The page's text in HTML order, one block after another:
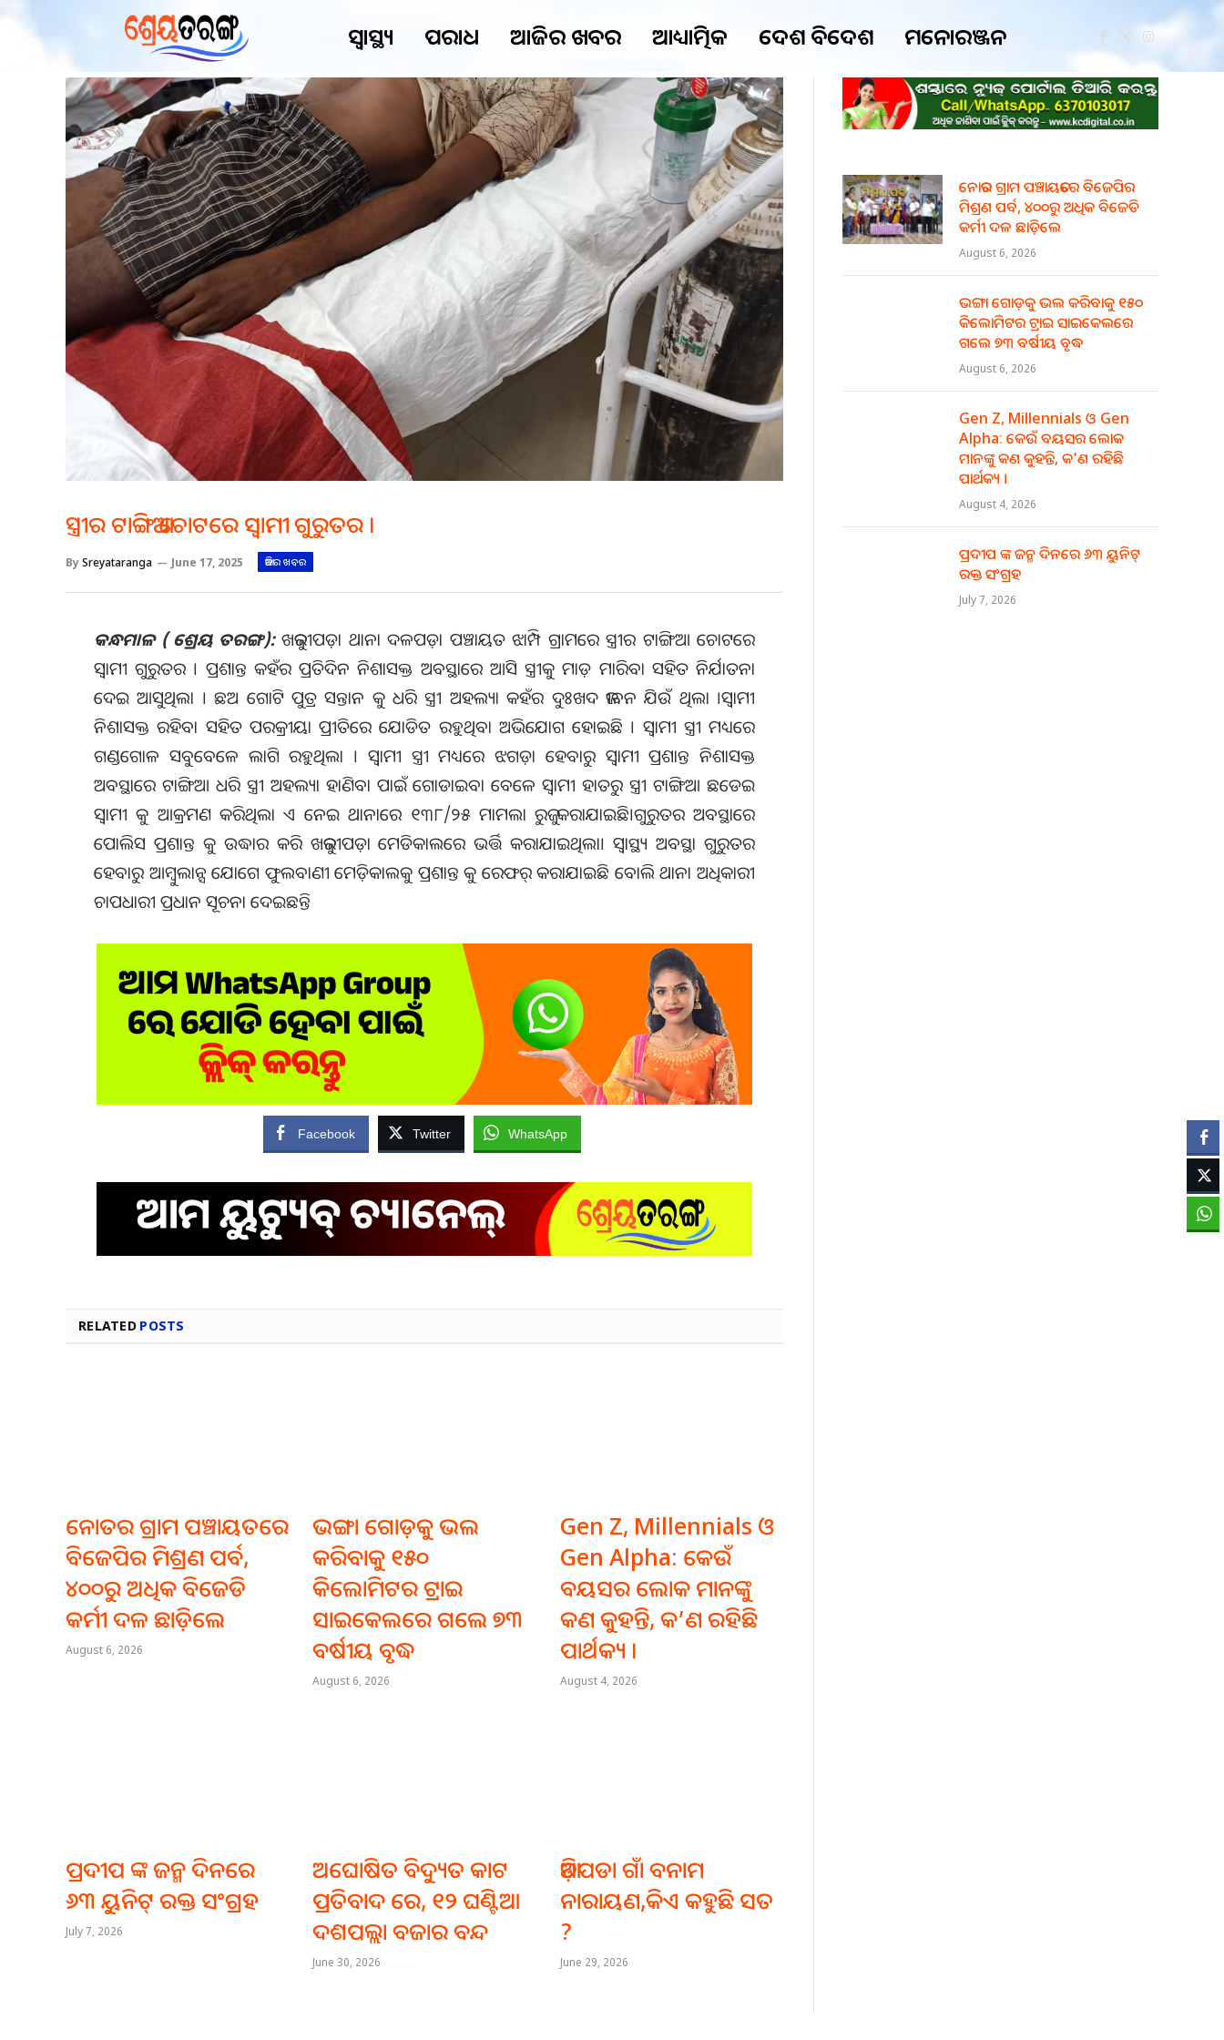
ସ୍ୱାସ୍ଥ୍ୟ ଅପରାଧ ଆଜିର ଖବର ଆଧ୍ୟାତ୍ମିକ ଦେଶ ବିଦେଶ ମନୋରଞ୍ଜନ Facebook
X
(Twitter)
Instagram
ସ୍ତ୍ରୀର ଟାଙ୍ଗିଆ ଚୋଟରେ ସ୍ବାମୀ ଗୁରୁତର ।
BySreyataranga June 17, 2025 ଆଜିର ଖବର
କନ୍ଧମାଳ ( ଶ୍ରେୟ ତରଙ୍ଗ):ଖଜୁରୀପଡ଼ା ଥାନା ଦଳପଡ଼ା ପଞ୍ଚାୟତ ଝାମ୍ପି ଗ୍ରାମରେ ସ୍ତ୍ରୀର ଟାଙ୍ଗିଆ ଚୋଟରେ
ସ୍ବାମୀ ଗୁରୁତର । ପ୍ରଶାନ୍ତ କହଁର ପ୍ରତିଦିନ ନିଶାସକ୍ତ ଅବସ୍ଥାରେ ଆସି ସ୍ତ୍ରୀକୁ ମାଡ଼ ମାରିବା ସହିତ ନିର୍ଯାତନା
ଦେଇ ଆସୁଥିଲା । ଛଅ ଗୋଟି ପୁତ୍ର ସନ୍ତାନ କୁ ଧରି ସ୍ତ୍ରୀ ଅହଲ୍ୟା କହଁର ଦୁଃଖଦ ଜୀବନ ଯିଉଁ ଥିଲା ।ସ୍ବାମୀ
ନିଶାସକ୍ତ ରହିବା ସହିତ ପରକ୍ରୀୟା ପ୍ରୀତିରେ ଯୋଡିତ ରହୁଥିବା ଅଭିଯୋଗ ହୋଇଛି । ସ୍ବାମୀ ସ୍ତ୍ରୀ ମଧ୍ୟରେ
ଗଣ୍ଡଗୋଳ ସବୁବେଳେ ଲାଗି ରହୁଥିଲା । ସ୍ବାମୀ ସ୍ତ୍ରୀ ମଧ୍ୟରେ ଝଗଡ଼ା ହେବାରୁ ସ୍ବାମୀ ପ୍ରଶାନ୍ତ ନିଶାସକ୍ତ
ଅବସ୍ଥାରେ ଟାଙ୍ଗିଆ ଧରି ସ୍ତ୍ରୀ ଅହଲ୍ୟା ହାଣିବା ପାଇଁ ଗୋଡାଇବା ବେଳେ ସ୍ବାମୀ ହାତରୁ ସ୍ତ୍ରୀ ଟାଙ୍ଗିଆ ଛଡେଇ
ସ୍ବାମୀ କୁ ଆକ୍ରମଣ କରିଥିଲା ଏ ନେଇ ଥାନାରେ ୧୩୮/୨୫ ମାମଲା ରୁଜୁ କରାଯାଇଛି।ଗୁରୁତର ଅବସ୍ଥାରେ
ପୋଲିସ ପ୍ରଶାନ୍ତ କୁ ଉଦ୍ଧାର କରି ଖଜୁରୀପଡ଼ା ମେଡିକାଲରେ ଭର୍ତ୍ତି କରାଯାଇଥିଲା। ସ୍ବାସ୍ଥ୍ୟ ଅବସ୍ଥା ଗୁରୁତର
ହେବାରୁ ଆମ୍ବୁଲାନ୍ସ ଯୋଗେ ଫୁଲବାଣୀ ମେଡ଼ିକାଲକୁ ପ୍ରଶାନ୍ତ କୁ ରେଫର୍ କରାଯାଇଛି ବୋଲି ଥାନା ଅଧିକାରୀ
ଚାପଧାରୀ ପ୍ରଧାନ ସୂଚନା ଦେଇଛନ୍ତି
Facebook Twitter WhatsApp
RELATED POSTS
ନୋତର ଗ୍ରାମ ପଞ୍ଚାୟତରେ
ବିଜେପିର ମିଶ୍ରଣ ପର୍ବ,
୪୦୦ରୁ ଅଧିକ ବିଜେଡି
କର୍ମୀ ଦଳ ଛାଡ଼ିଲେ
August 6, 2026
ଭଙ୍ଗା ଗୋଡ଼କୁ ଭଲ
କରିବାକୁ ୧୫୦
କିଲୋମିଟର ଟ୍ରାଇ
ସାଇକେଲରେ ଗଲେ ୭୩
ବର୍ଷୀୟ ବୃଦ୍ଧ
August 6, 2026
Gen Z, Millennials ଓ
Gen Alpha: କେଉଁ
ବୟସର ଲୋକ ମାନଙ୍କୁ
କଣ କୁହନ୍ତି, କ’ଣ ରହିଛି
ପାର୍ଥକ୍ୟ ।
August 4, 2026
ପ୍ରଦୀପ ଙ୍କ ଜନ୍ମ ଦିନରେ
୬୩ ୟୁନିଟ୍ ରକ୍ତ ସଂଗ୍ରହ
July 7, 2026
ଅଘୋଷିତ ବିଦ୍ୟୁତ କାଟ
ପ୍ରତିବାଦ ରେ, ୧୨ ଘଣ୍ଟିଆ
ଦଶପଲ୍ଲା ବଜାର ବନ୍ଦ
June 30, 2026
ଆଡ଼ିପଡା ଗାଁ ବନାମ
ନାରାୟଣ,କିଏ କହୁଛି ସତ
?
June 29, 2026
ନୋତର ଗ୍ରାମ ପଞ୍ଚାୟତରେ ବିଜେପିର
ମିଶ୍ରଣ ପର୍ବ, ୪୦୦ରୁ ଅଧିକ ବିଜେଡି
କର୍ମୀ ଦଳ ଛାଡ଼ିଲେ
August 6, 2026
ଭଙ୍ଗା ଗୋଡ଼କୁ ଭଲ କରିବାକୁ ୧୫୦
କିଲୋମିଟର ଟ୍ରାଇ ସାଇକେଲରେ
ଗଲେ ୭୩ ବର୍ଷୀୟ ବୃଦ୍ଧ
August 6, 2026
Gen Z, Millennials ଓ Gen
Alpha: କେଉଁ ବୟସର ଲୋକ
ମାନଙ୍କୁ କଣ କୁହନ୍ତି, କ’ଣ ରହିଛି
ପାର୍ଥକ୍ୟ ।
August 4, 2026
ପ୍ରଦୀପ ଙ୍କ ଜନ୍ମ ଦିନରେ ୬୩ ୟୁନିଟ୍
ରକ୍ତ ସଂଗ୍ରହ
July 7, 2026